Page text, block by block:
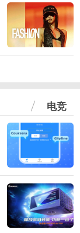
电竞